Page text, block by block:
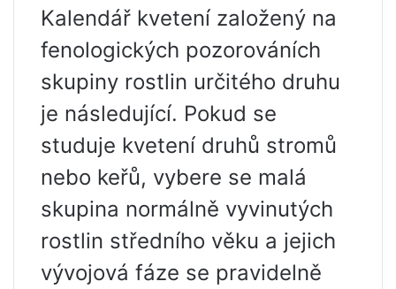
Kalendář kvetení založený na
fenologických pozorováních
skupiny rostlin určitého druhu
je následující. Pokud se
studuje kvetení druhů stromů
nebo keřů, vybere se malá
skupina normálně vyvinutých
rostlin středního věku a jejich
vývojová fáze se pravidelně